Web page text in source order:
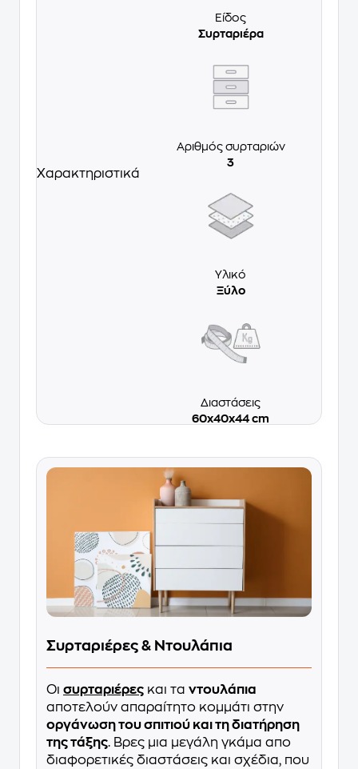
Χαρακτηριστικά
Είδος
Συρταριέρα
Αριθμός συρταριών
3
Υλικό
Ξύλο
Διαστάσεις
60x40x44 cm
Συρταριέρες & Ντουλάπια
Οι συρταριέρες και τα ντουλάπια
αποτελούν απαραίτητο κομμάτι στην
οργάνωση του σπιτιού και τη διατήρηση
της τάξης. Βρες μια μεγάλη γκάμα απο
διαφορετικές διαστάσεις και σχέδια, που